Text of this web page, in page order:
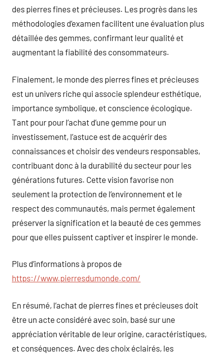
des pierres fines et précieuses. Les progrès dans les
méthodologies d’examen facilitent une évaluation plus
détaillée des gemmes, confirmant leur qualité et
augmentant la fiabilité des consommateurs.
Finalement, le monde des pierres fines et précieuses
est un univers riche qui associe splendeur esthétique,
importance symbolique, et conscience écologique.
Tant pour pour l’achat d’une gemme pour un
investissement, l’astuce est de acquérir des
connaissances et choisir des vendeurs responsables,
contribuant donc à la durabilité du secteur pour les
générations futures. Cette vision favorise non
seulement la protection de l’environnement et le
respect des communautés, mais permet également
préserver la signification et la beauté de ces gemmes
pour que elles puissent captiver et inspirer le monde.
Plus d’informations à propos de
https://www.pierresdumonde.com/
En résumé, l’achat de pierres fines et précieuses doit
être un acte considéré avec soin, basé sur une
appréciation véritable de leur origine, caractéristiques,
et conséquences. Avec des choix éclairés, les